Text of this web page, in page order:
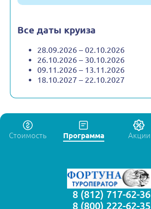
Все даты круиза
28.09.2026 – 02.10.2026
26.10.2026 – 30.10.2026
09.11.2026 – 13.11.2026
18.10.2027 – 22.10.2027
Стоимость Программа Акции
8 (812) 717-62-36
8 (800) 222-62-35